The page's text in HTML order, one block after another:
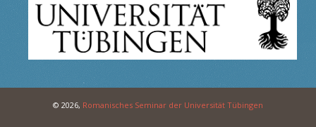
© 2026, Romanisches Seminar der Universität Tübingen